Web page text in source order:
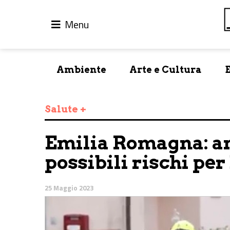
Menu
Ambiente Arte e Cultura
Salute +
Emilia Romagna:
possibili rischi per
25 Maggio 2023